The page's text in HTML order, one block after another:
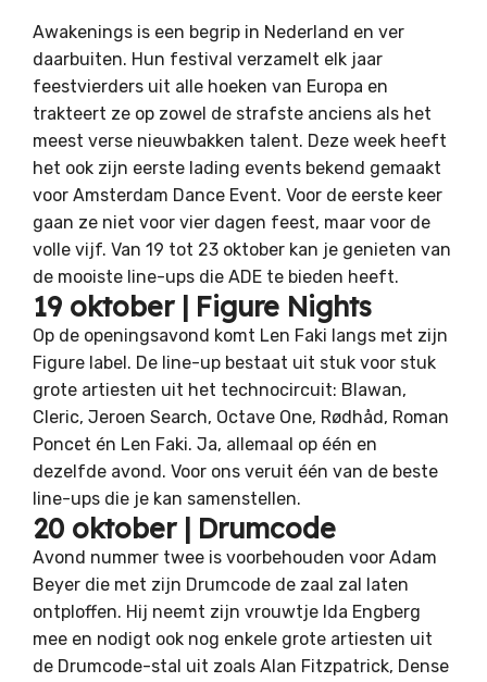
Awakenings is een begrip in Nederland en ver
daarbuiten. Hun festival verzamelt elk jaar
feestvierders uit alle hoeken van Europa en
trakteert ze op zowel de strafste anciens als het
meest verse nieuwbakken talent. Deze week heeft
het ook zijn eerste lading events bekend gemaakt
voor Amsterdam Dance Event. Voor de eerste keer
gaan ze niet voor vier dagen feest, maar voor de
volle vijf. Van 19 tot 23 oktober kan je genieten van
de mooiste line-ups die ADE te bieden heeft.
19 oktober | Figure Nights
Op de openingsavond komt Len Faki langs met zijn
Figure label. De line-up bestaat uit stuk voor stuk
grote artiesten uit het technocircuit: Blawan,
Cleric, Jeroen Search, Octave One, Rødhåd, Roman
Poncet én Len Faki. Ja, allemaal op één en
dezelfde avond. Voor ons veruit één van de beste
line-ups die je kan samenstellen.
20 oktober | Drumcode
Avond nummer twee is voorbehouden voor Adam
Beyer die met zijn Drumcode de zaal zal laten
ontploffen. Hij neemt zijn vrouwtje Ida Engberg
mee en nodigt ook nog enkele grote artiesten uit
de Drumcode-stal uit zoals Alan Fitzpatrick, Dense